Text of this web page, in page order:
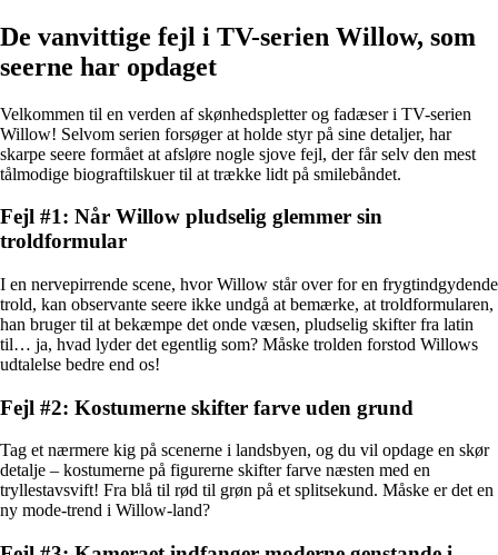
De vanvittige fejl i TV-serien Willow, som
seerne har opdaget
Velkommen til en verden af skønhedspletter og fadæser i TV-serien
Willow! Selvom serien forsøger at holde styr på sine detaljer, har
skarpe seere formået at afsløre nogle sjove fejl, der får selv den mest
tålmodige biograftilskuer til at trække lidt på smilebåndet.
Fejl #1: Når Willow pludselig glemmer sin
troldformular
I en nervepirrende scene, hvor Willow står over for en frygtindgydende
trold, kan observante seere ikke undgå at bemærke, at troldformularen,
han bruger til at bekæmpe det onde væsen, pludselig skifter fra latin
til… ja, hvad lyder det egentlig som? Måske trolden forstod Willows
udtalelse bedre end os!
Fejl #2: Kostumerne skifter farve uden grund
Tag et nærmere kig på scenerne i landsbyen, og du vil opdage en skør
detalje – kostumerne på figurerne skifter farve næsten med en
tryllestavsvift! Fra blå til rød til grøn på et splitsekund. Måske er det en
ny mode-trend i Willow-land?